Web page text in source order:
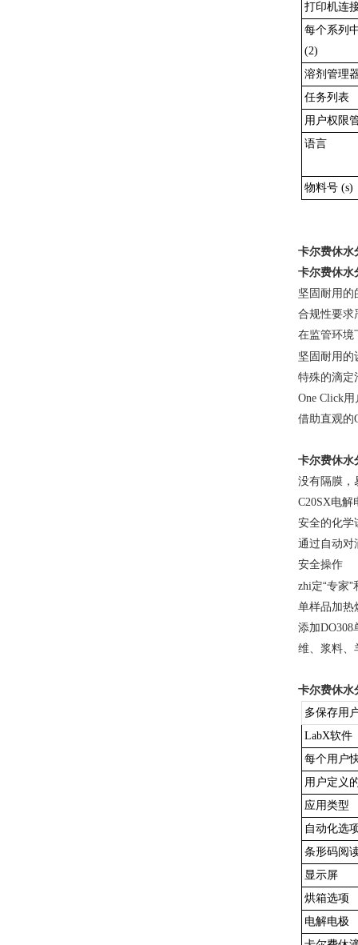
打印机连
每个系列
(2)
溶剂管理
任务列表
用户权限
语言
物料号 (s)
卡尔费休水
卡尔费休水
坚固耐用的
合规性要求
在监管环境
坚固耐用的
特殊的滴定
One Click
借助直观的
卡尔费休水
没有隔膜，
C20SX电
安全的化学
通过自动对
安全操作
zhi定“专家
单样品加热
添加
维、浆料、
卡尔费休水
多保存用
LabX软件
每个用户
用户定义
应用类型
自动化选
条形码阅
显示屏
烘箱选项
电解电极